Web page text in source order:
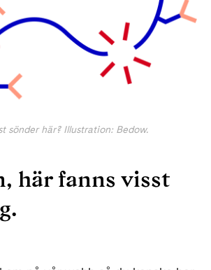
sönder här? Illustration: Bedow.
här fanns visst